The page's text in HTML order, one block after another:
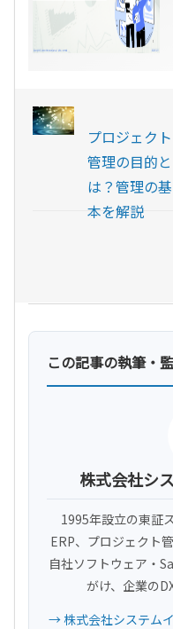
プロジェクト
管理の目的と
は？管理の基
本を解説
この記事の執筆・
株式会社シ
1995年設立の東証
ERP、プロジェクト
自社ソフトウェア・
がけ、企業の
→ 株式会社システム